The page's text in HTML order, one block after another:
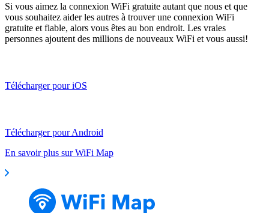
Si vous aimez la connexion WiFi gratuite autant que nous et que
vous souhaitez aider les autres à trouver une connexion WiFi
gratuite et fiable, alors vous êtes au bon endroit. Les vraies
personnes ajoutent des millions de nouveaux WiFi et vous aussi!
Télécharger pour iOS
Télécharger pour Android
En savoir plus sur WiFi Map